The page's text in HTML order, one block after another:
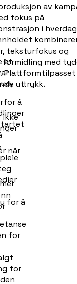
at
ikke
når
å
for å
for
for
av
fokus på
i
teksturfokus og
med
Plattformtilpasset
uttrykk.